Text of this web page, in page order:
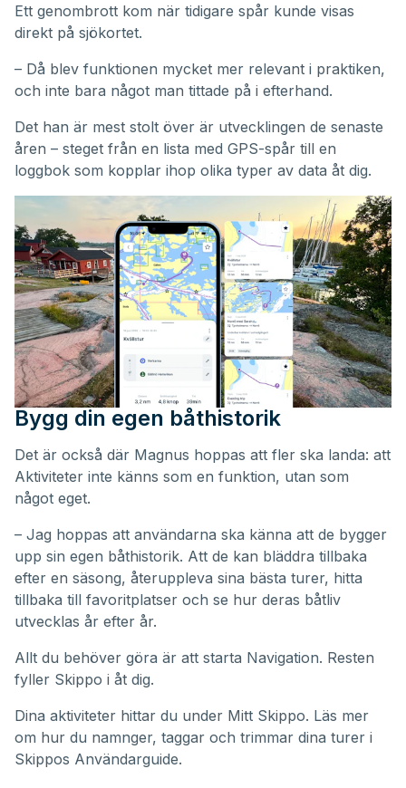
Ett genombrott kom när tidigare spår kunde visas
direkt på sjökortet.
– Då blev funktionen mycket mer relevant i praktiken,
och inte bara något man tittade på i efterhand.
Det han är mest stolt över är utvecklingen de senaste
åren – steget från en lista med GPS-spår till en
loggbok som kopplar ihop olika typer av data åt dig.
Bygg din egen båthistorik
Det är också där Magnus hoppas att fler ska landa: att
Aktiviteter inte känns som en funktion, utan som
något eget.
– Jag hoppas att användarna ska känna att de bygger
upp sin egen båthistorik. Att de kan bläddra tillbaka
efter en säsong, återuppleva sina bästa turer, hitta
tillbaka till favoritplatser och se hur deras båtliv
utvecklas år efter år.
Allt du behöver göra är att starta Navigation. Resten
fyller Skippo i åt dig.
Dina aktiviteter hittar du under Mitt Skippo. Läs mer
om hur du namnger, taggar och trimmar dina turer i
Skippos Användarguide.